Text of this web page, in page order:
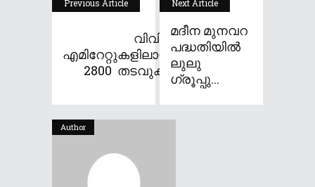
Previous Article
വിവിധ
എമിറേറ്റുകളിലായി
2800 തടവുക...
Next Article
മദീന മുനവറ
പദ്ധതിയിൽ
ലുലു
ഗ്രൂപ്പു...
Author